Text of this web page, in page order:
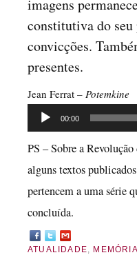
imagens
constitutiva do
convicções.
presentes.
Jean Ferrat – Potemkine
Reprodutor
de
áudio
00:00
PS – Sobre a
alguns textos
pertencem a uma série
concluída.
ATUALIDADE, MEMÓRIA